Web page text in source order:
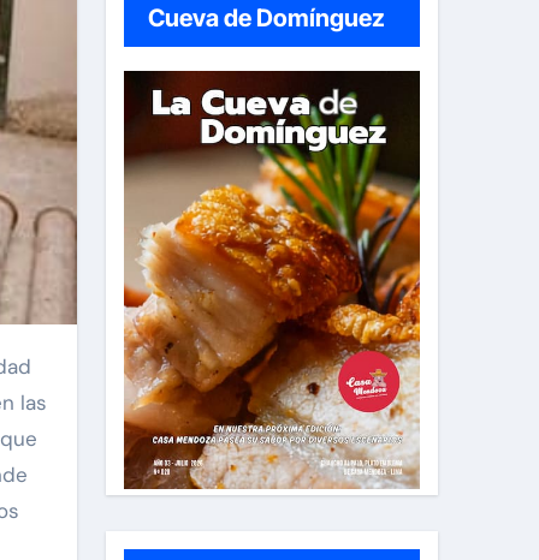
las
Cueva de Domínguez